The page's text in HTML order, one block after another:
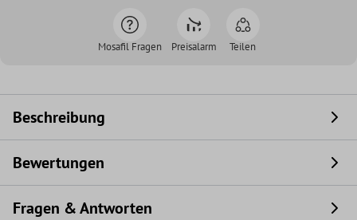
Mosafil Fragen Preisalarm Teilen
Beschreibung
Bewertungen
Fragen & Antworten